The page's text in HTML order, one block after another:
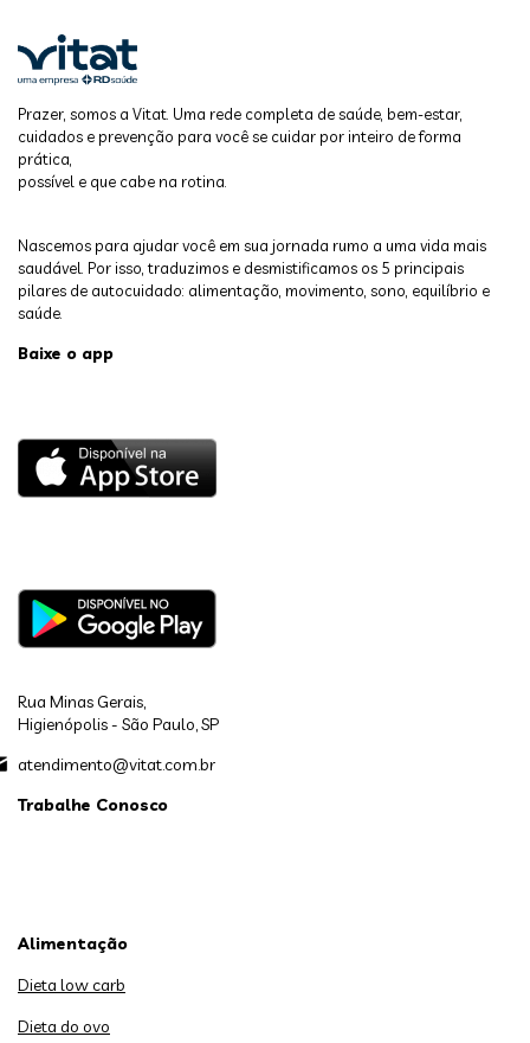
Prazer, somos a Vitat. Uma rede completa de saúde, bem-estar,
cuidados e prevenção para você se cuidar por inteiro de forma
prática,
possível e que cabe na rotina.
Nascemos para ajudar você em sua jornada rumo a uma vida mais
saudável. Por isso, traduzimos e desmistificamos os 5 principais
pilares de autocuidado: alimentação, movimento, sono, equilíbrio e
saúde.
Baixe o app
Rua Minas Gerais,
Higienópolis - São Paulo, SP
atendimento@vitat.com.br
Trabalhe Conosco
Alimentação
Dieta low carb
Dieta do ovo